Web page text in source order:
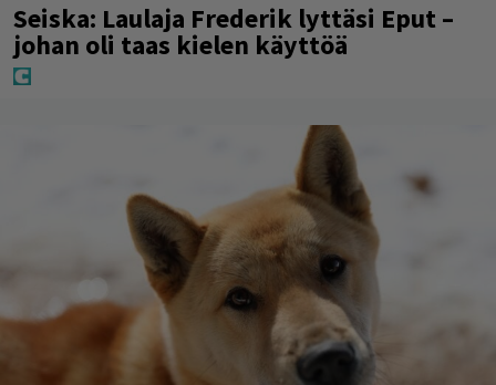
Seiska: Laulaja Frederik lyttäsi Eput –
johan oli taas kielen käyttöä